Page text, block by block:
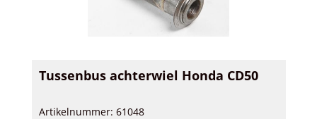
Tussenbus achterwiel Honda CD50
Artikelnummer: 61048